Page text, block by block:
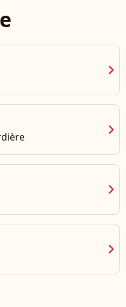
chevron_right
chevron_right
chevron_right
chevron_right